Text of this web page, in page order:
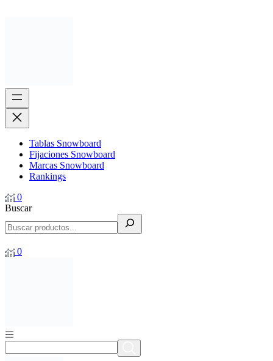
Tablas Snowboard
Fijaciones Snowboard
Marcas Snowboard
Rankings
0
Buscar
0